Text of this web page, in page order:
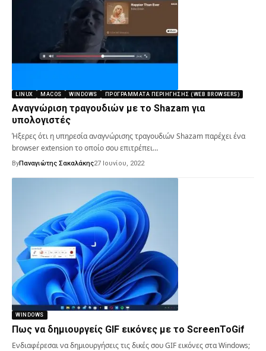
LINUX MACOS WINDOWS ΠΡΟΓΡΆΜΜΑΤΑ ΠΕΡΙΉΓΗΣΗΣ (WEB BROWSERS)
Αναγνώριση τραγουδιών με το Shazam για
υπολογιστές
Ήξερες ότι η υπηρεσία αναγνώρισης τραγουδιών Shazam παρέχει ένα
browser extension το οποίο σου επιτρέπει…
ByΠαναγιώτης Σακαλάκης27 Ιουνίου, 2022
WINDOWS
Πως να δημιουργείς GIF εικόνες με το ScreenToGif
Ενδιαφέρεσαι να δημιουργήσεις τις δικές σου GIF εικόνες στα Windows;